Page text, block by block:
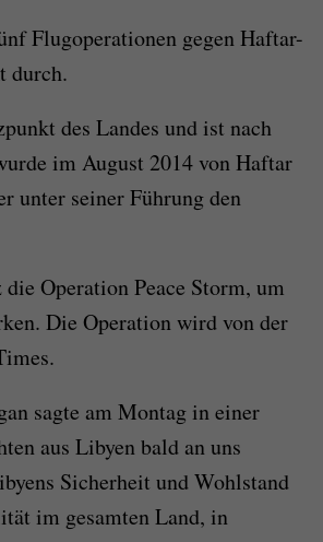
Flugoperationen gegen Haftar-
durch.
des Landes und ist nach
im August 2014 von Haftar
unter seiner Führung den
Operation Peace Storm, um
Die Operation wird von der
sagte am Montag in einer
aus Libyen bald an uns
Sicherheit und Wohlstand
im gesamten Land, in